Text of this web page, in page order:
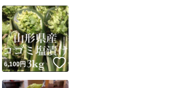
であり、発送を保証しているものではありません
このユーザーは高頻度で24時間以内＆設定した発送日数内に発送してい
ます
このユーザーは高頻度で24時間以内に発送しています
キャンセル
ね！
6,100円 いいね！